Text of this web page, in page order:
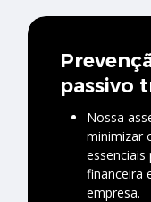
passivo
Nossa
minimizar
essenciais
financeira
empresa.